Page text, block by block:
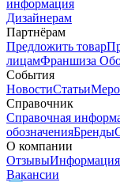
информация
Дизайнерам
Партнёрам
Предложить товар
лицамФраншиза
События
НовостиСтатьи
Справочник
Справочная
обозначенияБренды
О компании
Отзывы
Вакансии